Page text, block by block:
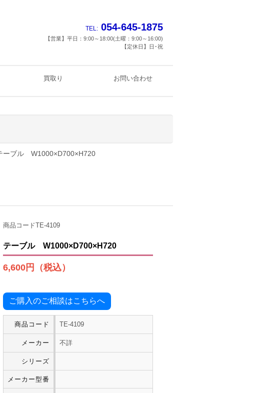
TEL: 054-645-1875
【営業】平日：9:00～18:00(土曜：9:00～16:00)
【定休日】日･祝
買取り お問い合わせ
ーブル W1000×D700×H720
商品コードTE-4109
テーブル W1000×D700×H720
6,600円（税込）
ご購入のご相談はこちらへ
商品コード TE-4109
メーカー 不詳
シリーズ
メーカー型番